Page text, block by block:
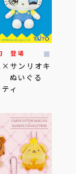
登場
×サンリオキ
ぬいぐる
ィ